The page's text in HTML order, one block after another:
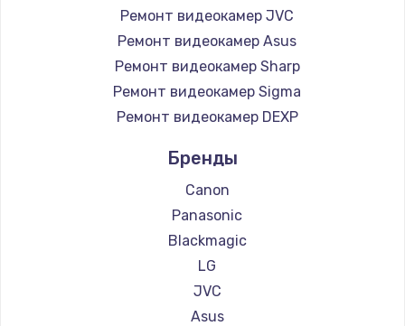
Заказать
Чистка от пыли
990 руб.
Заказать
Замена жесткого диска
875 руб.
Заказать
Установка драйверов
875 руб.
Ремонт видеокамер JVC
Ремонт видеокамер Asus
Ремонт видеокамер Sharp
Ремонт видеокамер Sigma
Ремонт видеокамер DEXP
Бренды
Canon
Panasonic
Blackmagic
LG
JVC
Asus